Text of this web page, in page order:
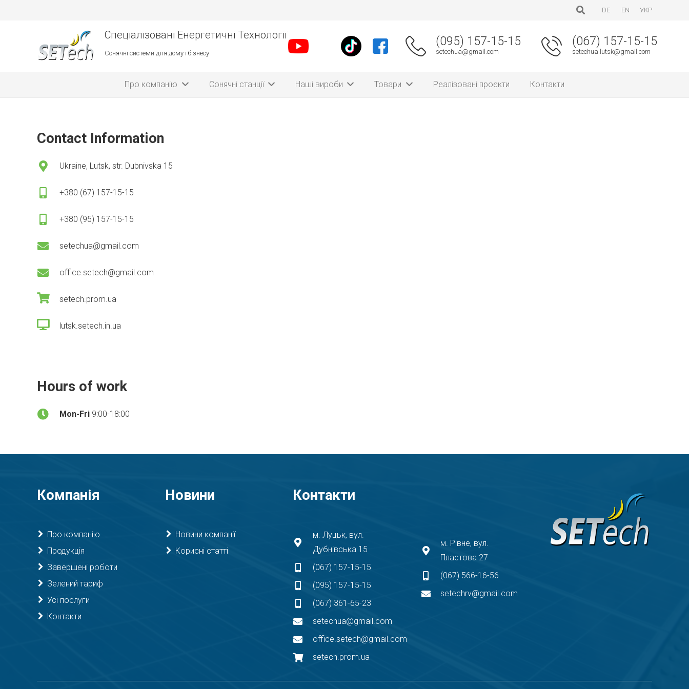
DE EN УКР
Спеціалізовані Енергетичні Технології
Сонячні системи для дому і бізнесу
(095) 157-15-15
setechua@gmail.com
(067) 157-15-15
setechua.lutsk@gmail.com
Про компанію Сонячні станції Наші вироби Товари Реалізовані проєкти Контакти
Contact Information
Ukraine, Lutsk, str. Dubnivska 15
+380 (67) 157-15-15
+380 (95) 157-15-15
setechua@gmail.com
office.setech@gmail.com
setech.prom.ua
lutsk.setech.in.ua
Hours of work
Mon-Fri9:00-18:00
Компанія
Про компанію
Продукція
Завершені роботи
Зелений тариф
Усі послуги
Контакти
Новини
Новини компанії
Корисні статті
Контакти
м. Луцьк, вул.
Дубнівська 15
(067) 157-15-15
(095) 157-15-15
(067) 361-65-23
setechua@gmail.com
office.setech@gmail.com
setech.prom.ua
м. Рівне, вул.
Пластова 27
(067) 566-16-56
setechrv@gmail.com